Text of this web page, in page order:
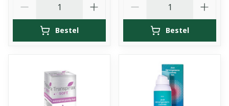
Bestel Bestel